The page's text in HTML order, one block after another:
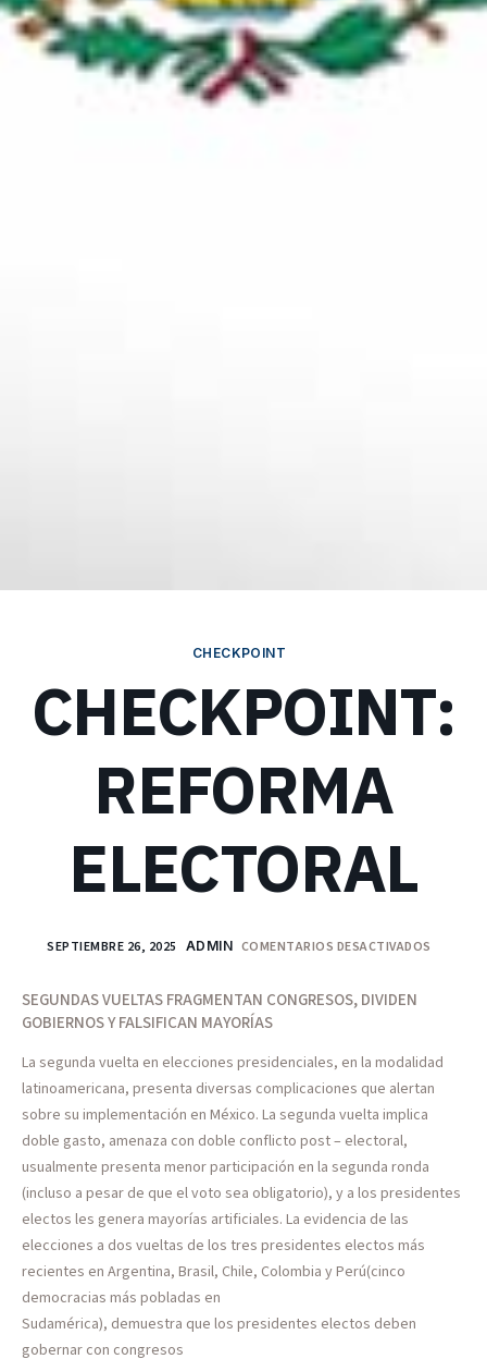
CHECKPOINT
CHECKPOINT:
REFORMA
ELECTORAL
SEPTIEMBRE 26, 2025 ADMIN COMENTARIOS DESACTIVADOS
SEGUNDAS VUELTAS FRAGMENTAN CONGRESOS, DIVIDEN
GOBIERNOS Y FALSIFICAN MAYORÍAS
La segunda vuelta en elecciones presidenciales, en la modalidad
latinoamericana, presenta diversas complicaciones que alertan
sobre su implementación en México. La segunda vuelta implica
doble gasto, amenaza con doble conflicto post – electoral,
usualmente presenta menor participación en la segunda ronda
(incluso a pesar de que el voto sea obligatorio), y a los presidentes
electos les genera mayorías artificiales. La evidencia de las
elecciones a dos vueltas de los tres presidentes electos más
recientes en Argentina, Brasil, Chile, Colombia y Perú(cinco
democracias más pobladas en
Sudamérica), demuestra que los presidentes electos deben
gobernar con congresos